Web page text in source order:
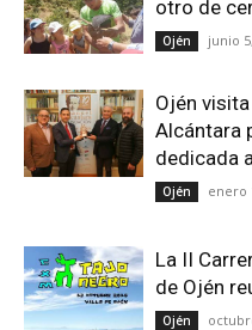
otro de
Ojén junio
Ojén
Alcántara
dedicada
Ojén enero
La II
de Ojén
Ojén